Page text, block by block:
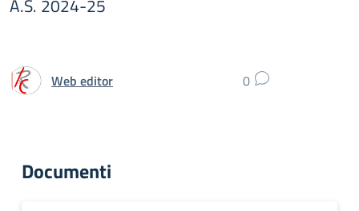
A.S. 2024-25
Web editor 0
Documenti